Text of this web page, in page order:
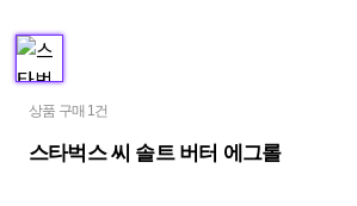
상품 구매 1건
스타벅스 씨 솔트 버터 에그롤